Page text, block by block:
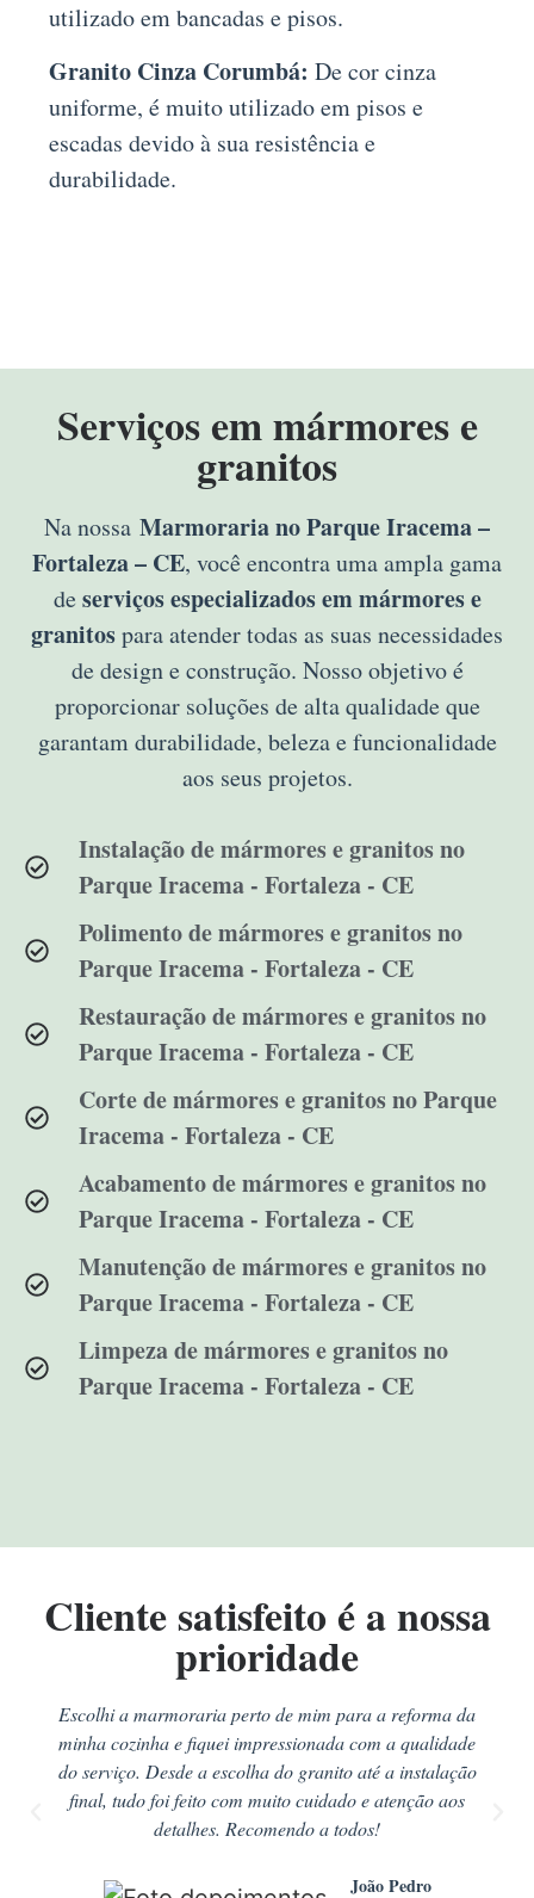
utilizado em bancadas e pisos.
Granito Cinza Corumbá: De cor cinza
uniforme, é muito utilizado em pisos e
escadas devido à sua resistência e
durabilidade.
Serviços em mármores e
granitos
Na nossa Marmoraria no Parque Iracema –
Fortaleza – CE, você encontra uma ampla gama
de serviços especializados em mármores e
granitospara atender todas as suas necessidades
de design e construção. Nosso objetivo é
proporcionar soluções de alta qualidade que
garantam durabilidade, beleza e funcionalidade
aos seus projetos.
Instalação de mármores e granitos no
Parque Iracema - Fortaleza - CE
Polimento de mármores e granitos no
Parque Iracema - Fortaleza - CE
Restauração de mármores e granitos no
Parque Iracema - Fortaleza - CE
Corte de mármores e granitos no Parque
Iracema - Fortaleza - CE
Acabamento de mármores e granitos no
Parque Iracema - Fortaleza - CE
Manutenção de mármores e granitos no
Parque Iracema - Fortaleza - CE
Limpeza de mármores e granitos no
Parque Iracema - Fortaleza - CE
Cliente satisfeito é a nossa
prioridade
Escolhi a marmoraria perto de mim para a reforma da
minha cozinha e fiquei impressionada com a qualidade
do serviço. Desde a escolha do granito até a instalação
final, tudo foi feito com muito cuidado e atenção aos
detalhes. Recomendo a todos!
João Pedro